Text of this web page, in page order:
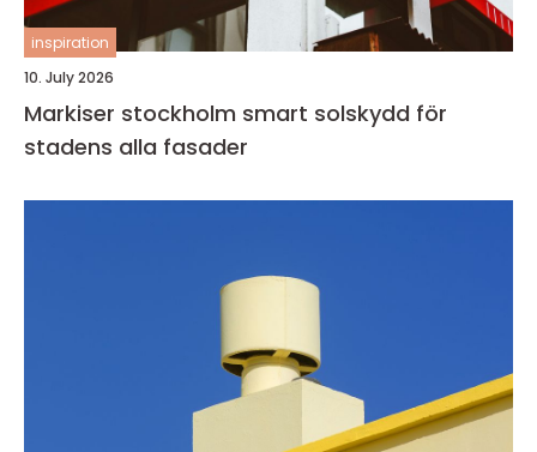
inspiration
10. July 2026
Markiser stockholm smart solskydd för
stadens alla fasader